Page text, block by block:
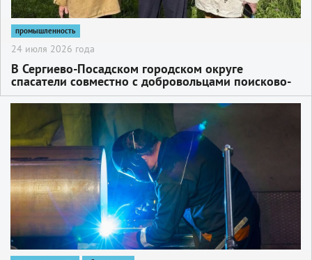
промышленность
24 июля 2026 года
В Сергиево-Посадском городском округе
спасатели совместно с добровольцами поисково-
спасательного отряда «ЛизаАлерт» вывели из
лесного массива двух заблудившихся женщин